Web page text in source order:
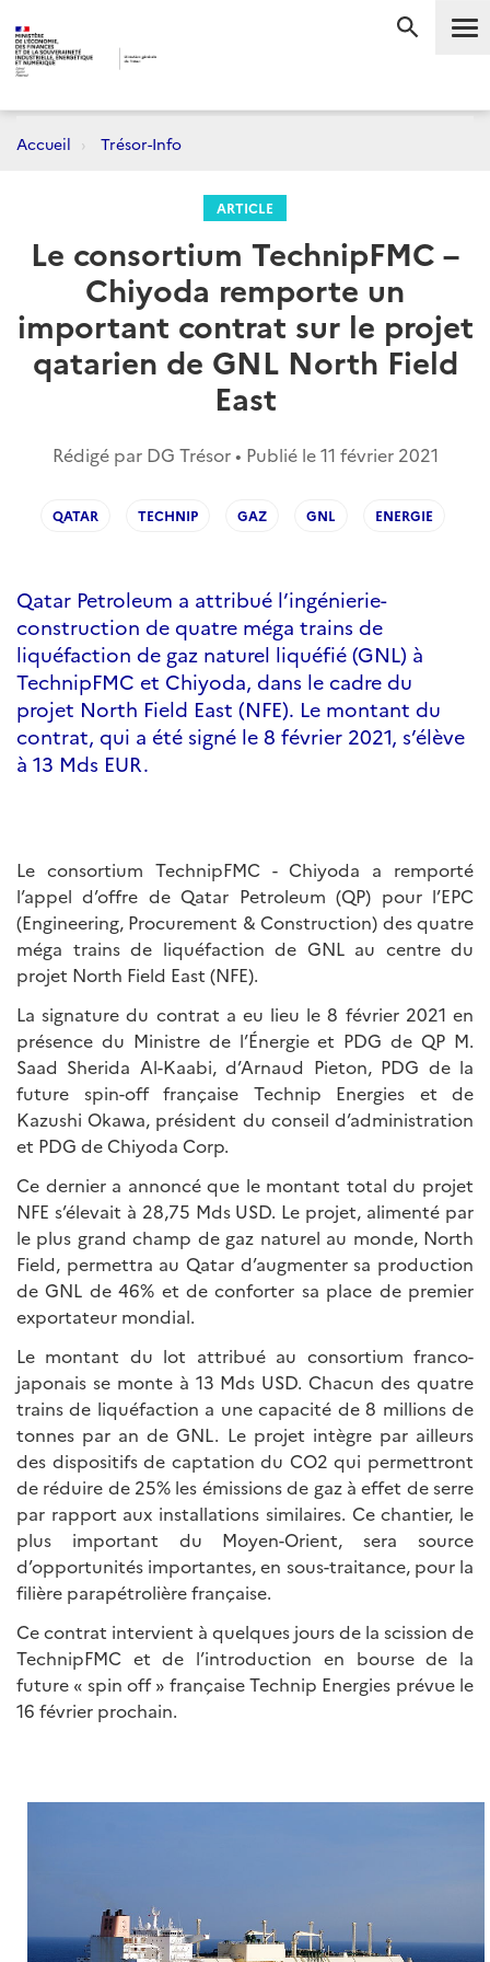
Accueil Trésor-Info
ARTICLE
Le consortium TechnipFMC –
Chiyoda remporte un
important contrat sur le projet
qatarien de GNL North Field
East
Rédigé par DG Trésor • Publié le11 février 2021
QATAR TECHNIP GAZ GNL ENERGIE
Qatar Petroleum a attribué l’ingénierie-
construction de quatre méga trains de
liquéfaction de gaz naturel liquéfié (GNL) à
TechnipFMC et Chiyoda, dans le cadre du
projet North Field East (NFE). Le montant du
contrat, qui a été signé le 8 février 2021, s’élève
à 13 Mds EUR.
Le consortium TechnipFMC - Chiyoda a remporté
l’appel d’offre de Qatar Petroleum (QP) pour l’EPC
(Engineering, Procurement & Construction) des quatre
méga trains de liquéfaction de GNL au centre du
projet North Field East (NFE).
La signature du contrat a eu lieu le 8 février 2021 en
présence du Ministre de l’Énergie et PDG de QP M.
Saad Sherida Al-Kaabi, d’Arnaud Pieton, PDG de la
future spin-off française Technip Energies et de
Kazushi Okawa, président du conseil d’administration
et PDG de Chiyoda Corp.
Ce dernier a annoncé que le montant total du projet
NFE s’élevait à 28,75 Mds USD. Le projet, alimenté par
le plus grand champ de gaz naturel au monde, North
Field, permettra au Qatar d’augmenter sa production
de GNL de 46% et de conforter sa place de premier
exportateur mondial.
Le montant du lot attribué au consortium franco-
japonais se monte à 13 Mds USD. Chacun des quatre
trains de liquéfaction a une capacité de 8 millions de
tonnes par an de GNL. Le projet intègre par ailleurs
des dispositifs de captation du CO2 qui permettront
de réduire de 25% les émissions de gaz à effet de serre
par rapport aux installations similaires. Ce chantier, le
plus important du Moyen-Orient, sera source
d’opportunités importantes, en sous-traitance, pour la
filière parapétrolière française.
Ce contrat intervient à quelques jours de la scission de
TechnipFMC et de l’introduction en bourse de la
future « spin off » française Technip Energies prévue le
16 février prochain.